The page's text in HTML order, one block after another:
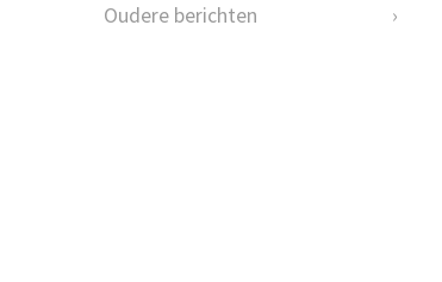
Oudere berichten